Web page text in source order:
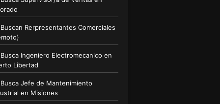
Rerpresentantes Comerciales
Ingeniero Electromecanico en
Libertad
Jefe de Mantenimiento
en Misiones